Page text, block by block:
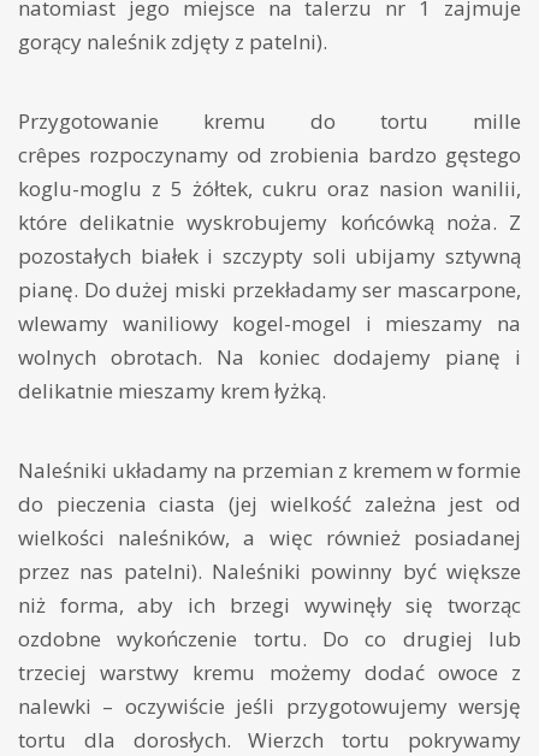
natomiast jego miejsce na talerzu nr 1 zajmuje
gorący naleśnik zdjęty z patelni).
Przygotowanie kremu do tortu mille
crêpes rozpoczynamy od zrobienia bardzo gęstego
koglu-moglu z 5 żółtek, cukru oraz nasion wanilii,
które delikatnie wyskrobujemy końcówką noża. Z
pozostałych białek i szczypty soli ubijamy sztywną
pianę. Do dużej miski przekładamy ser mascarpone,
wlewamy waniliowy kogel-mogel i mieszamy na
wolnych obrotach. Na koniec dodajemy pianę i
delikatnie mieszamy krem łyżką.
Naleśniki układamy na przemian z kremem w formie
do pieczenia ciasta (jej wielkość zależna jest od
wielkości naleśników, a więc również posiadanej
przez nas patelni). Naleśniki powinny być większe
niż forma, aby ich brzegi wywinęły się tworząc
ozdobne wykończenie tortu. Do co drugiej lub
trzeciej warstwy kremu możemy dodać owoce z
nalewki – oczywiście jeśli przygotowujemy wersję
tortu dla dorosłych. Wierzch tortu pokrywamy